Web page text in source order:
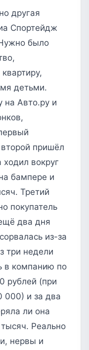
другая
Спортейдж
было
детьми.
на Авто.ру и
пришёл
вокруг
бампере и
Третий
покупатель
два дня
из-за
три недели
в компанию по
рублей (при
000) и за два
ли она
Реально
нервы и